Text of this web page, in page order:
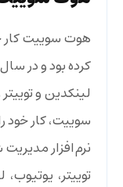
لینکدین و
سوییت، کار
نرم‌افزار
توییتر،